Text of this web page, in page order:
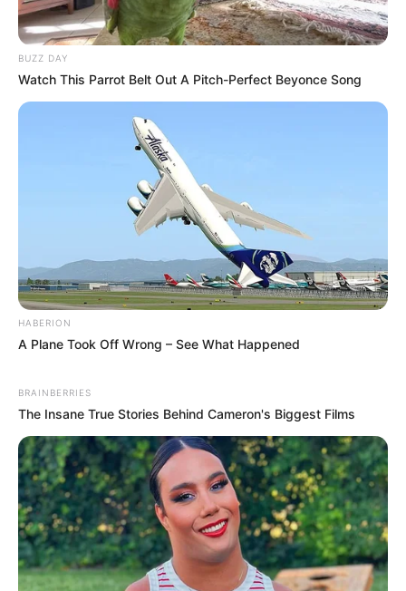
Como fazer em casa
BUZZ DAY
Watch This Parrot Belt Out A Pitch-Perfect Beyonce Song
HABERION
A Plane Took Off Wrong – See What Happened
BRAINBERRIES
The Insane True Stories Behind Cameron's Biggest Films